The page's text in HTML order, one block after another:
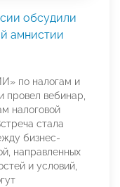
обсудили
амнистии
по налогам и
вебинар,
налоговой
стала
бизнес-
направленных
и условий,